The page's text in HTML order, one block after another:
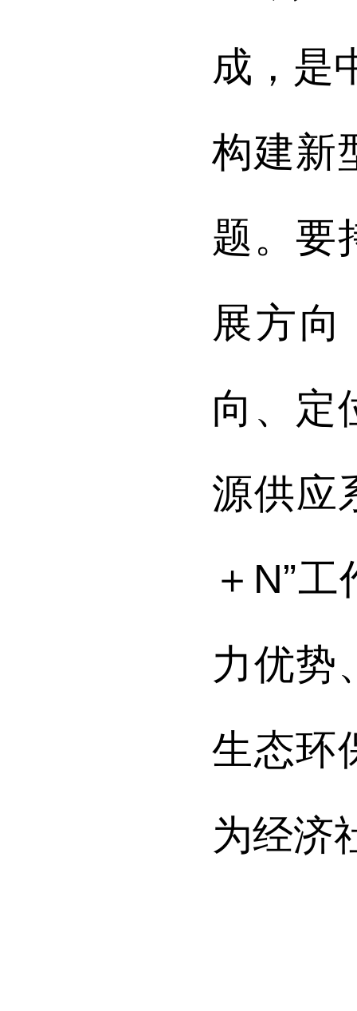
成，是
构建新
题。要
展方
向、定
源供应
＋N”
力优势
生态环
为经济